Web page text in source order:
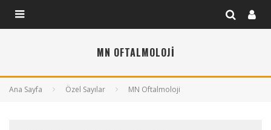
MN OFTALMOLOJI
Ana Sayfa Özel Sayılar MN Oftalmoloji